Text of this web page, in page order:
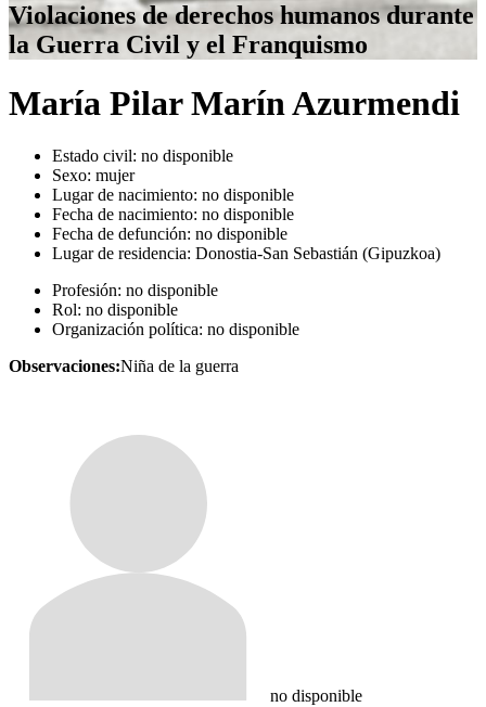
Violaciones de derechos humanos durante
la Guerra Civil y el Franquismo
María Pilar Marín Azurmendi
Estado civil: no disponible
Sexo: mujer
Lugar de nacimiento: no disponible
Fecha de nacimiento: no disponible
Fecha de defunción: no disponible
Lugar de residencia: Donostia-San Sebastián (Gipuzkoa)
Profesión: no disponible
Rol: no disponible
Organización política: no disponible
Observaciones:Niña de la guerra
no disponible